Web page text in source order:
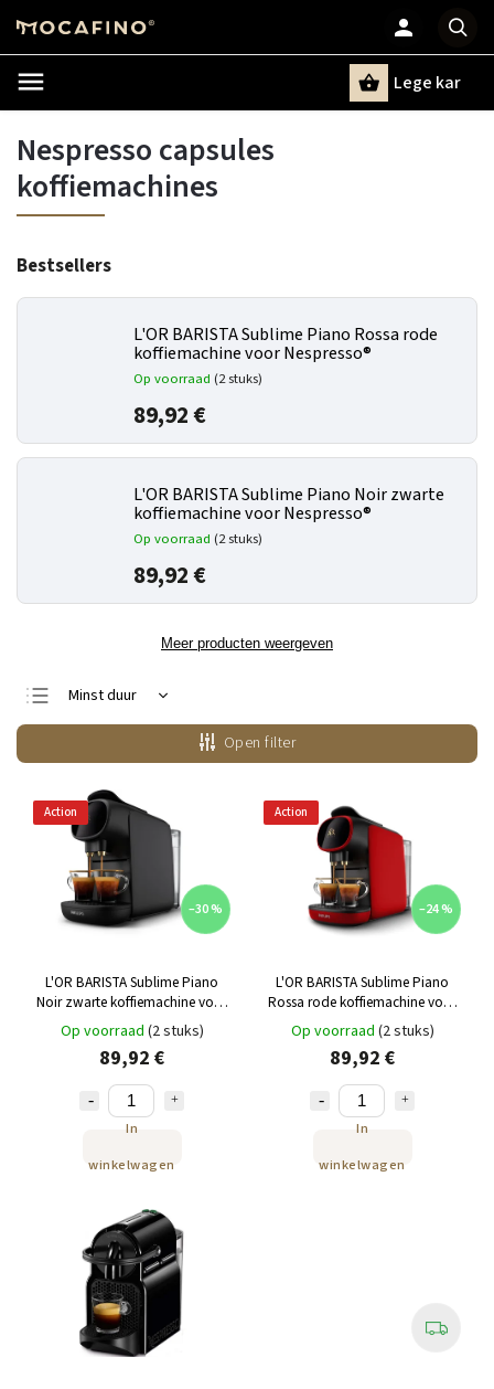
Lege kar
Nespresso capsules
koffiemachines
Bestsellers
L'OR BARISTA Sublime Piano Rossa rode
koffiemachine voor Nespresso®
Op voorraad (2 stuks)
89,92 €
L'OR BARISTA Sublime Piano Noir zwarte
koffiemachine voor Nespresso®
Op voorraad (2 stuks)
89,92 €
Meer producten weergeven
Minst duur
Duurste
Bestsellers
Alfabetisch
Open filter
Action
–30 %
L'OR BARISTA Sublime Piano
Noir zwarte koffiemachine voor
Nespresso®
Op voorraad (2 stuks)
89,92 €
In
winkelwagen
Action
–24 %
L'OR BARISTA Sublime Piano
Rossa rode koffiemachine voor
Nespresso®
Op voorraad (2 stuks)
89,92 €
In
winkelwagen